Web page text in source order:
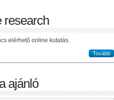
research
elérhető online kutatás.
Tovább
ajánló